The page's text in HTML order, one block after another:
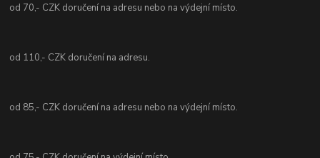
od 70,- CZK doručení na adresu nebo na výdejní místo.
od 110,- CZK doručení na adresu.
od 85,- CZK doručení na adresu nebo na výdejní místo.